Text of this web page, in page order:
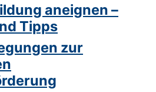
aneignen –
Tipps
zur